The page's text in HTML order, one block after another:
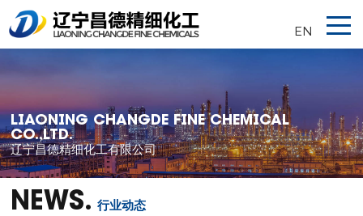
EN
LIAONING CHANGDE FINE CHEMICAL
CO.,LTD.
辽宁昌德精细化工有限公司
NEWS. 行业动态